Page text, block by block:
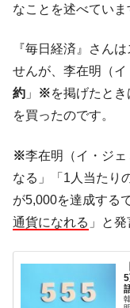
は韓国で『BYD』車
『Money1』
在韓
く空港に詰めかけ
ドを掲げる「在韓反
『Money1』
韓国
『Money1』
JP
ほぼ終わった」
『Money1』
韓国
発。
ャンペーン」⇒ あ
『Money1』
韓
なことを述べていま
『毎日経済』さん
せんが、李在明（イ
約 」 ※を掲げたと
を買ったのです。
※李在明（イ・ジ
なる」「1人当たり
が5,000を達成する
通貨になれる 」と